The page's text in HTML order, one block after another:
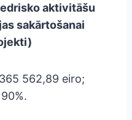
aktivitāšu
sakārtošanai
562,89 eiro;